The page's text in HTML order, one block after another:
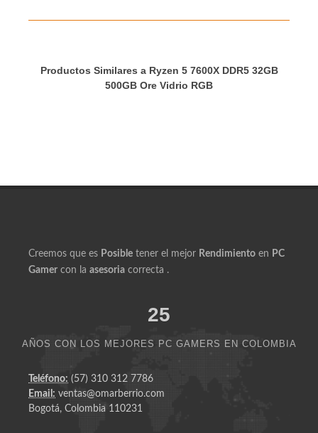
Productos Similares a Ryzen 5 7600X DDR5 32GB
500GB Ore Vidrio RGB
Creemos que es Posible tener el mejor Rendimiento en PC
Gamer con la asesoria correcta .
25
AÑOS CON LOS MEJORES PC GAMERS EN COLOMBIA
Teléfono: (57) 310 312 7786
Email: ventas@omarberrio.com
Bogotá, Colombia 110231